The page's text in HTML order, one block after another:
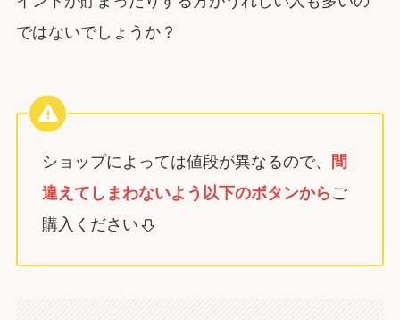
ではないでしょうか？
ショップによっては値段が異なるので、
間
違えてしまわないよう以下のボタンから ご
購入ください